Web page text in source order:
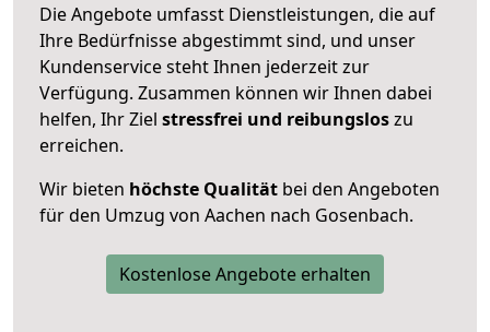
Die Angebote umfasst Dienstleistungen, die auf
Ihre Bedürfnisse abgestimmt sind, und unser
Kundenservice steht Ihnen jederzeit zur
Verfügung. Zusammen können wir Ihnen dabei
helfen, Ihr Ziel stressfrei und reibungsloszu
erreichen.
Wir bieten höchste Qualität bei den Angeboten
für den Umzug von Aachen nach Gosenbach.
Kostenlose Angebote erhalten